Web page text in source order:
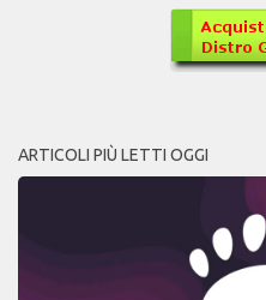
ARTICOLI PIÙ LETTI OGGI